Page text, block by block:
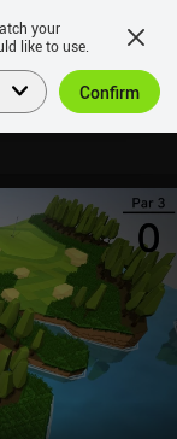
your
like to use.
Confirm